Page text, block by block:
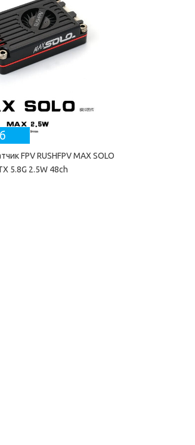
FPV RUSHFPV MAX SOLO
5.8G 2.5W 48ch